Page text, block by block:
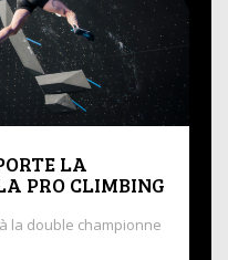
LA
PRO CLIMBING
la double championne